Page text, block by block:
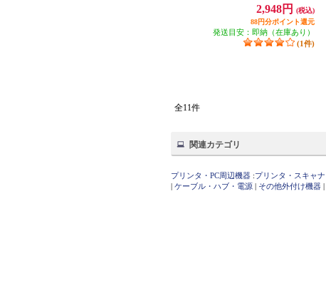
2,948円
(税込)
88円分ポイント還元
発送目安：即納（在庫あり）
(1件)
全11件
関連カテゴリ
プリンタ・PC周辺機器 :プリンタ・スキャナ
| ケーブル・ハブ・電源 | その他外付け機器 |